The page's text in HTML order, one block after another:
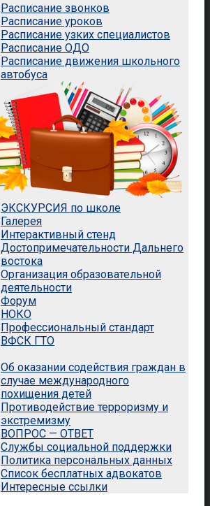
Расписание звонков
Расписание уроков
Расписание узких специалистов
Расписание ОДО
Расписание движения школьного
автобуса
ЭКСКУРСИЯ по школе
Галерея
Интерактивный стенд
Достопримечательности Дальнего
востока
Организация образовательной
деятельности
Форум
НОКО
Профессиональный стандарт
ВФСК ГТО
Об оказании содействия граждан в
случае международного
похищения детей
Противодействие терроризму и
экстремизму
ВОПРОС — ОТВЕТ
Службы социальной поддержки
Политика персональных данных
Список бесплатных адвокатов
Интересные ссылки